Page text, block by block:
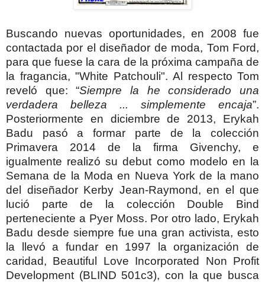
Buscando nuevas oportunidades, en 2008 fue
contactada por el diseñador de moda, Tom Ford,
para que fuese la cara de la próxima campaña de
la fragancia, "White Patchouli". Al respecto Tom
reveló que: “Siempre la he considerado una
verdadera belleza ... simplemente encaja”.
Posteriormente en diciembre de 2013, Erykah
Badu pasó a formar parte de la colección
Primavera 2014 de la firma Givenchy, e
igualmente realizó su debut como modelo en la
Semana de la Moda en Nueva York de la mano
del diseñador Kerby Jean-Raymond, en el que
lució parte de la colección Double Bind
perteneciente a Pyer Moss. Por otro lado, Erykah
Badu desde siempre fue una gran activista, esto
la llevó a fundar en 1997 la organización de
caridad, Beautiful Love Incorporated Non Profit
Development (BLIND 501c3), con la que busca